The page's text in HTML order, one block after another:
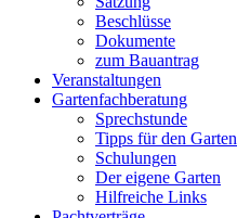
Beschlüsse
Dokumente
zum Bauantrag
Veranstaltungen
Gartenfachberatung
Sprechstunde
Tipps für den Garten
Schulungen
Der eigene Garten
Hilfreiche Links